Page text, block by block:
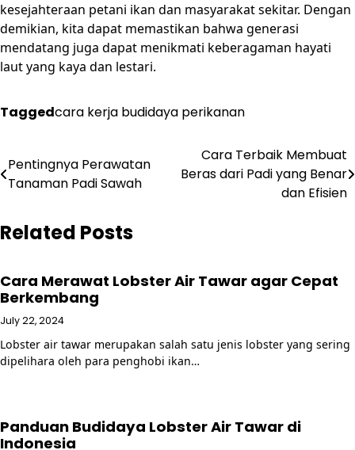
kesejahteraan petani ikan dan masyarakat sekitar. Dengan
demikian, kita dapat memastikan bahwa generasi
mendatang juga dapat menikmati keberagaman hayati
laut yang kaya dan lestari.
Taggedcara kerja budidaya perikanan
Post
navigation
Pentingnya Perawatan
Tanaman Padi Sawah
Cara Terbaik Membuat
Beras dari Padi yang Benar
dan Efisien
Related Posts
Cara Merawat Lobster Air Tawar agar Cepat
Berkembang
July 22, 2024
Lobster air tawar merupakan salah satu jenis lobster yang sering
dipelihara oleh para penghobi ikan…
Panduan Budidaya Lobster Air Tawar di
Indonesia